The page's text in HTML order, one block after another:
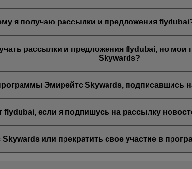
клиентов авиакомпаний Эмирейтс и flydubai;
я получаю рассылки и предложения
рассылки и предложения flydubai, но мои
Skywards?
с несколькими номерами участников программы
Эмирейтс Skywards и обновите адрес
Эмирейтс Skywards, подписавшись
если я подпишусь на рассылку
почты, на который будут приходить письма.
или прекратить свое участие в